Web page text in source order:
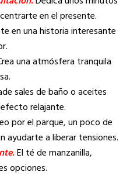
en el presente.
en una historia interesante
una atmósfera tranquila
sales de baño o aceites
relajante.
por el parque, un poco de
ayudarte a liberar tensiones.
El té de manzanilla,
opciones.